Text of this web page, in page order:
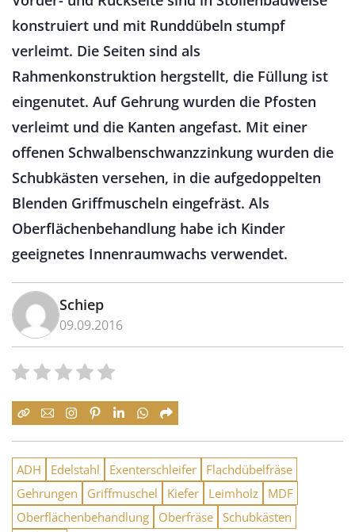
konstruiert und mit Runddübeln stumpf
verleimt. Die Seiten sind als
Rahmenkonstruktion hergstellt, die Füllung ist
eingenutet. Auf Gehrung wurden die Pfosten
verleimt und die Kanten angefast. Mit einer
offenen Schwalbenschwanzzinkung wurden die
Schubkästen versehen, in die aufgedoppelten
Blenden Griffmuscheln eingefräst. Als
Oberflächenbehandlung habe ich Kinder
geeignetes Innenraumwachs verwendet.
Schiep
09.09.2016
ADH Edelstahl Exenterschleifer
Flachdübelfräse
Gehrungen
Griffmuschel Kiefer Leimholz
MDF
Oberflächenbehandlung
Oberfräse Schubkästen